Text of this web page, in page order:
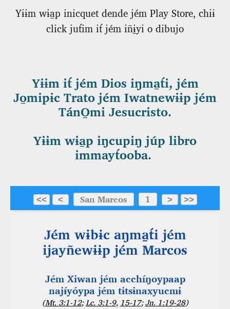
Yɨɨm wɨa̱p inicquet dende jém Play Store, chiɨ
click jut́im it́ jém iñɨ̱yi o dibujo
Yɨɨm it́ jém Dios iŋma̱t́i, jém
Jo̱mipɨc Trato jém Iwatnewɨɨp jém
TánO̱mi Jesucristo.
Yɨɨm wɨa̱p iŋcupiŋ júp libro
immayt́ooba.